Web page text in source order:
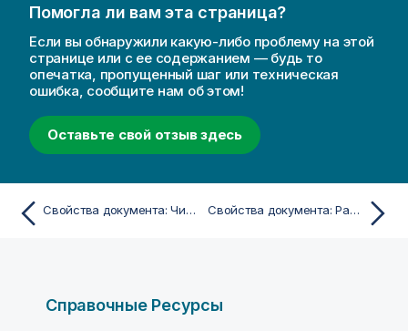
Помогла ли вам эта страница?
Если вы обнаружили какую-либо проблему на этой
странице или с ее содержанием — будь то
опечатка, пропущенный шаг или техническая
ошибка, сообщите нам об этом!
Оставьте свой отзыв здесь
Свойства документа: Число Свойства документа: Расширения
Справочные Ресурсы